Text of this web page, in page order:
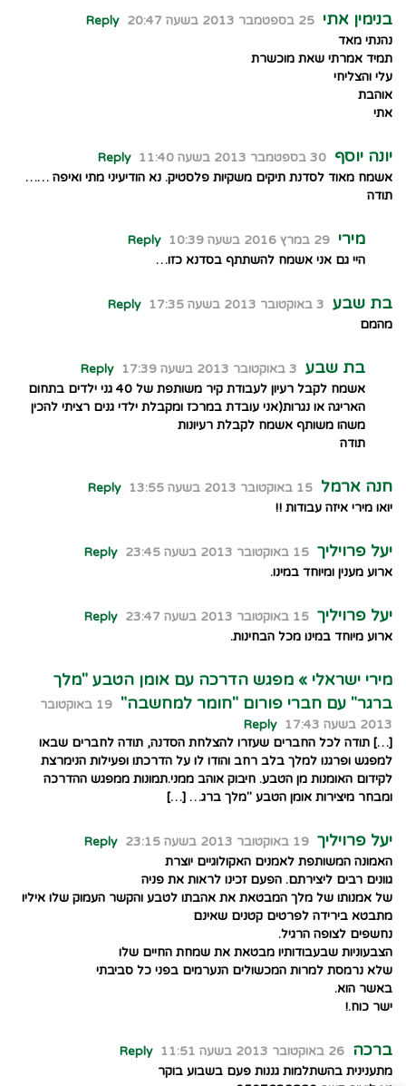
בנימין אתי 25 בספטמבר 2013 בשעה 20:47
Reply
נהנתי מאד
תמיד אמרתי שאת מוכשרת
עלי והצליחי
אוהבת
אתי
יונה יוסף 30 בספטמבר 2013 בשעה 11:40
Reply
אשמח מאוד לסדנת תיקים משקיות פלסטיק. נא הודיעיני מתי ואיפה ……
תודה
מירי 29 במרץ 2016 בשעה 10:39
Reply
היי גם אני אשמח להשתתף בסדנא כזו…
בת שבע 3 באוקטובר 2013 בשעה 17:35
Reply
מהמם
בת שבע 3 באוקטובר 2013 בשעה 17:39
Reply
אשמח לקבל רעיון לעבודת קיר משותפת של 40 גני ילדים בתחום
האריגה או נגרות(אני עובדת במרכז ומקבלת ילדי גנים רציתי להכין
משהו משותף אשמח לקבלת רעיונות
תודה
חנה ארמל 15 באוקטובר 2013 בשעה 13:55
Reply
יואו מירי איזה עבודות !!
יעל פרויליך 15 באוקטובר 2013 בשעה 23:45
Reply
ארוע מענין ומיוחד במינו.
יעל פרויליך 15 באוקטובר 2013 בשעה 23:47
Reply
ארוע מיוחד במינו מכל הבחינות.
מירי ישראלי » מפגש הדרכה עם אומן הטבע "מלך
ברגר" עם חברי פורום "חומר למחשבה"
19 באוקטובר
2013 בשעה 17:43
Reply
[…] תודה לכל החברים שעזרו להצלחת הסדנה, תודה לחברים שבאו
למפגש ופרגנו למלך בלב רחב והודו לו על הדרכתו ופעילות הנימרצת
לקידום האומנות מן הטבע. חיבוק אוהב ממני.תמונות ממפגש ההדרכה
ומבחר מיצירות אומן הטבע "מלך ברג… […]
יעל פרויליך 19 באוקטובר 2013 בשעה 23:15
Reply
האמונה המשותפת לאמנים האקולוגיים יוצרת
גוונים רבים ליצירתם. הפעם זכינו לראות את פניה
של אמנותו של מלך המבטאת את אהבתו לטבע והקשר העמוק שלו איליו
מתבטא בירידה לפרטים קטנים שאינם
נחשפים לצופה הרגיל.
הצבעוניות שבעבודותיו מבטאת את שמחת החיים שלו
שלא נרמסת למרות המכשולים הנערמים בפני כל סביבתי
באשר הוא.
ישר כוח.!
ברכה 26 באוקטובר 2013 בשעה 11:51
Reply
מתענינית בהשתלמות גננות פעם בשבוע בוקר